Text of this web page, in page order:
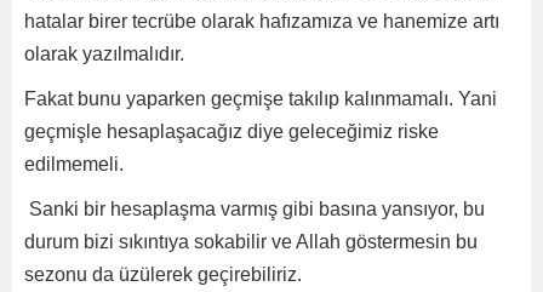
hatalar birer tecrübe olarak hafızamıza ve hanemize artı
olarak yazılmalıdır.
Fakat bunu yaparken geçmişe takılıp kalınmamalı. Yani
geçmişle hesaplaşacağız diye geleceğimiz riske
edilmemeli.
Sanki bir hesaplaşma varmış gibi basına yansıyor, bu
durum bizi sıkıntıya sokabilir ve Allah göstermesin bu
sezonu da üzülerek geçirebiliriz.